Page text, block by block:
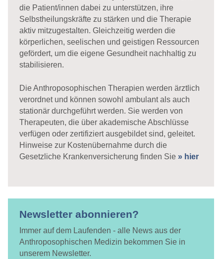
die Patient/innen dabei zu unterstützen, ihre
Selbstheilungskräfte zu stärken und die Therapie
aktiv mitzugestalten. Gleichzeitig werden die
körperlichen, seelischen und geistigen Ressourcen
gefördert, um die eigene Gesundheit nachhaltig zu
stabilisieren.
Die Anthroposophischen Therapien werden ärztlich
verordnet und können sowohl ambulant als auch
stationär durchgeführt werden. Sie werden von
Therapeuten, die über akademische Abschlüsse
verfügen oder zertifiziert ausgebildet sind, geleitet.
Hinweise zur Kostenübernahme durch die
Gesetzliche Krankenversicherung finden Sie » hier
Newsletter abonnieren?
Immer auf dem Laufenden - alle News aus der
Anthroposophischen Medizin bekommen Sie in
unserem Newsletter.